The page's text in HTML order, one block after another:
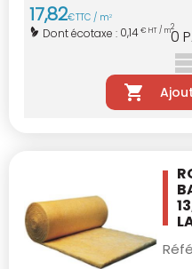
17,82€TTC / m2
Dont écotaxe : 0,14€ HT / m20